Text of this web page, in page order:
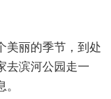
美丽的季节，到处
去滨河公园走一